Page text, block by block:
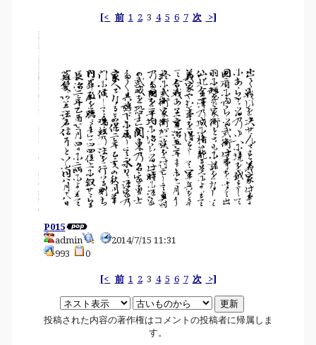
[< 前 1 23 4 5 6 7 次 >]
P015
admin
2014/7/15 11:31
993
0
[< 前 1 23 4 5 6 7 次 >]
投稿された内容の著作権はコメントの投稿者に帰属しま
す。